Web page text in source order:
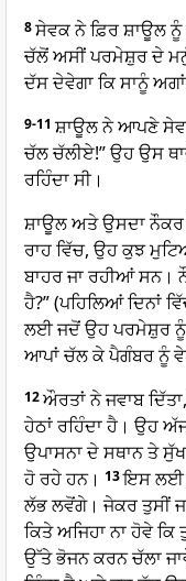
8ਸੇਵਕ ਨੇ ਫ਼ਿਰ ਸ਼ਾਊਲ
ਚੱਲੋਂ ਅਸੀਂ ਪਰਮੇਸ਼ੁਰ ਦੇ
ਦੱਸ ਦੇਵੇਗਾ ਕਿ ਸਾਨੂੰ
9-11 ਸ਼ਾਊਲ ਨੇ ਆਪਣੇ
ਚੱਲ ਚੱਲੀਏ!” ਉਹ ਉਸ
ਰਹਿੰਦਾ ਸੀ।
ਸ਼ਾਊਲ ਅਤੇ ਉਸਦਾ ਨੌਕਰ
ਰਾਹ ਵਿੱਚ, ਉਹ ਕੁਝ
ਬਾਹਰ ਜਾ ਰਹੀਆਂ ਸਨ।
ਹੈ?” (ਪਹਿਲਿਆਂ ਦਿਨਾਂ
ਲਈ ਜਦੋਂ ਉਹ ਪਰਮੇਸ਼ੁਰ
ਆਪਾਂ ਚੱਲ ਕੇ ਪੈਗੰਬਰ ਨੂੰ
12ਔਰਤਾਂ ਨੇ ਜਵਾਬ
ਹੇਠਾਂ ਰਹਿੰਦਾ ਹੈ। ਉਹ
ਉਪਾਸਨਾ ਦੇ ਸਥਾਨ ਤੇ
ਹੋ ਰਹੇ ਹਨ। 13ਇਸ ਲਈ
ਲੱਭ ਲਵੋਂਗੇ। ਜੇਕਰ ਤੁਸੀਂ
ਕਿਤੇ ਅਜਿਹਾ ਨਾ ਹੋਵੇ ਕਿ
ਉੱਤੇ ਭੋਜਨ ਕਰਨ ਚੱਲਾ